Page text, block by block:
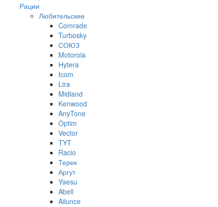
Рации
Любительские
Comrade
Turbosky
СОЮЗ
Motorola
Hytera
Icom
Lira
Midland
Kenwood
AnyTone
Optim
Vector
TYT
Racio
Терек
Аргут
Yaesu
Abell
Ailunce